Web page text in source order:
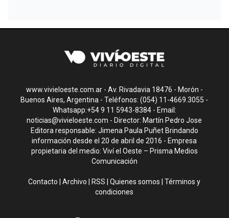
www.vivieloeste.com.ar - Av. Rivadavia 18476 - Morón -
Buenos Aires, Argentina - Teléfonos: (054) 11-4669.3055 -
Whatsapp:+54 9 11 5943-8384 - Email:
noticias@vivieloeste.com - Director: Martín Pedro Jose
Editora responsable: Jimena Paula Puñet Brindando
información desde el 20 de abril de 2016 - Empresa
propietaria del medio: Viví el Oeste – Prisma Medios
Comunicación
Contacto |Archivo RSS |Quienes somos |Términos y
condiciones